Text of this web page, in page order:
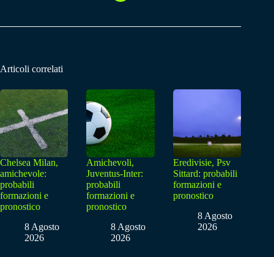
Articoli correlati
Chelsea Milan,
amichevole:
probabili
formazioni e
pronostico
8 Agosto
2026
Amichevoli,
Juventus-Inter:
probabili
formazioni e
pronostico
8 Agosto
2026
Eredivisie, Psv
Sittard: probabili
formazioni e
pronostico
8 Agosto
2026